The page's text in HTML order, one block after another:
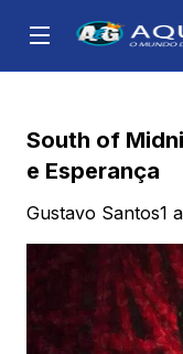
South of
e Esperança
Gustavo Santos1